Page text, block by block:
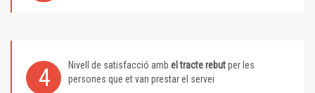
4 Nivell de satisfacció amb el tracte rebutper les
persones que et van prestar el servei